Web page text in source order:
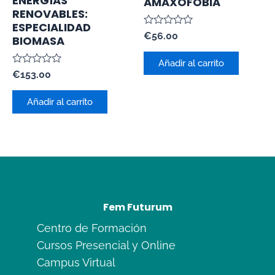
RENOVABLES:
ESPECIALIDAD
BIOMASA
Valorado
con
0
€153.00
Añadir al carrito
Valorado
con
0
€56.00
Añadir al carrito
Fem Futurum
Centro de Formación
Cursos Presencial y Online
Campus Virtual